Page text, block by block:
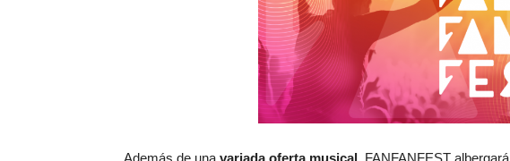
Además de una variada oferta musical, FANFANFEST albergará